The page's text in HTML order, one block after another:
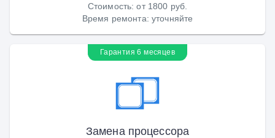
Стоимость:от 1800 руб.
Время ремонта: уточняйте
Гарантия 6 месяцев
Замена процессора